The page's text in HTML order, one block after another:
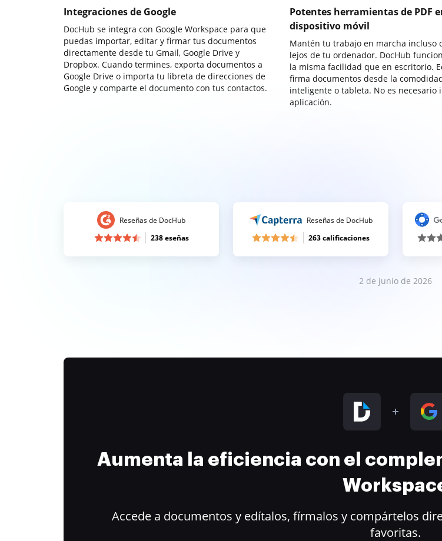
Integraciones de Google
DocHub se integra con Google Workspace para que
puedas importar, editar y firmar tus documentos
directamente desde tu Gmail, Google Drive y
Dropbox. Cuando termines, exporta documentos a
Google Drive o importa tu libreta de direcciones de
Google y comparte el documento con tus contactos.
Potentes herramientas de PDF
dispositivo móvil
Mantén tu trabajo en marcha incluso
lejos de tu ordenador. DocHub
la misma facilidad que en escritorio.
firma documentos desde la
inteligente o tableta. No es necesario
aplicación.
Reseñas de DocHub
238 eseñas
Reseñas de DocHub
263 calificaciones
2 de junio de 2026
Aumenta la eficiencia con el
Accede a documentos y edítalos, fírmalos y compártelos
favoritas.